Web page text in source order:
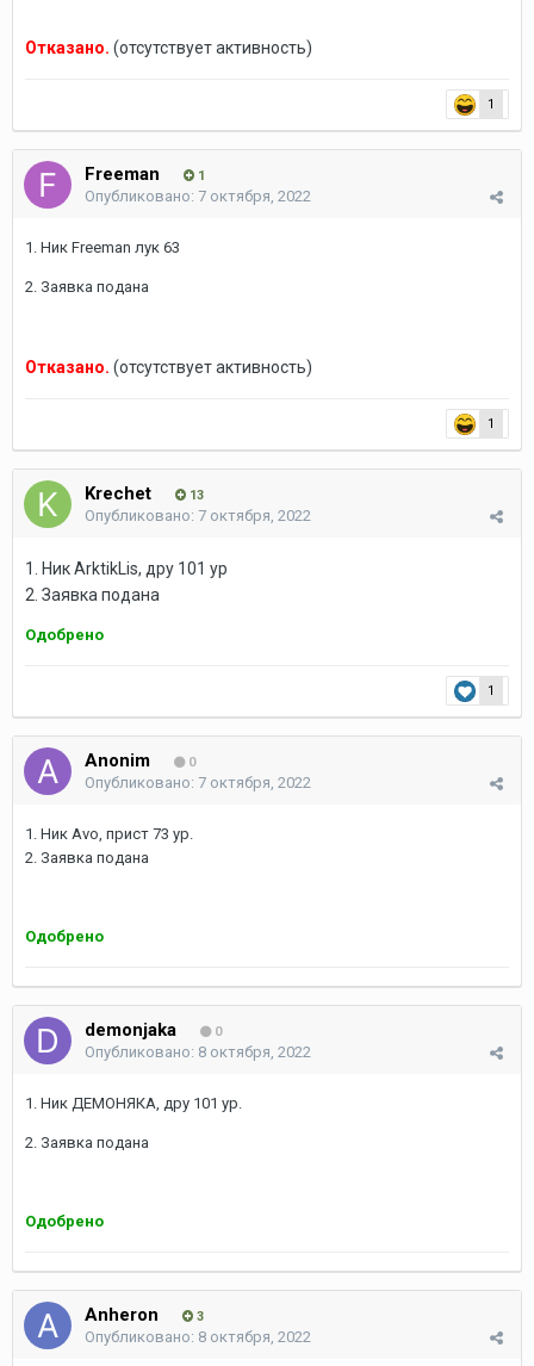
Отказано. (отсутствует активность)
1
Freeman 1
Опубликовано: 7 октября, 2022
1. Ник Freeman лук 63
2. Заявка подана
Отказано. (отсутствует активность)
1
Krechet 13
Опубликовано: 7 октября, 2022
1
. Ник ArktikLis, дру 101 ур
2. Заявка подана
Одобрено
1
Anonim 0
Опубликовано: 7 октября, 2022
1. Ник Avo, прист 73 ур.
2. Заявка подана
Одобрено
demonjaka 0
Опубликовано: 8 октября, 2022
1. Ник ДЕМОНЯКА, дру 101 ур.
2. Заявка подана
Одобрено
Anheron 3
Опубликовано: 8 октября, 2022